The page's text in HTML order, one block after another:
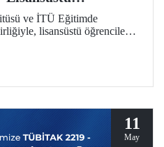
Zekânın Sorumlu
ve İTÜ Eğitimde
lisansüstü öğrenciler
5 modüllü yeni bir eğitim
uygulanacak.
11
May